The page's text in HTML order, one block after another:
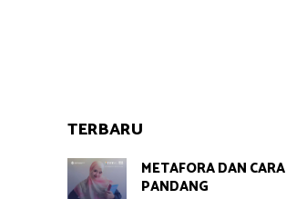
TERBARU
METAFORA DAN CARA
PANDANG